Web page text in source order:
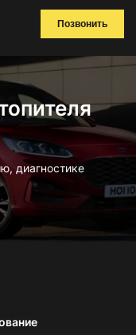
Позвонить
диагностике